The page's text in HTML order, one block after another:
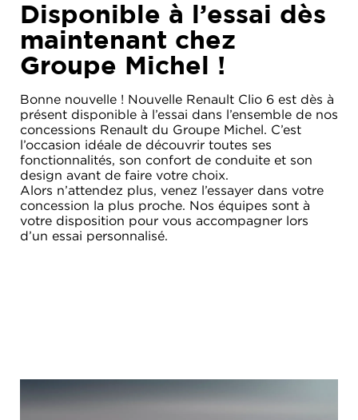
Disponible à l’essai dès
maintenant chez
Groupe Michel !
Bonne nouvelle ! Nouvelle Renault Clio 6 est dès à
présent disponible à l’essai dans l’ensemble de nos
concessions Renault du Groupe Michel. C’est
l’occasion idéale de découvrir toutes ses
fonctionnalités, son confort de conduite et son
design avant de faire votre choix.
Alors n’attendez plus, venez l’essayer dans votre
concession la plus proche. Nos équipes sont à
votre disposition pour vous accompagner lors
d’un essai personnalisé.